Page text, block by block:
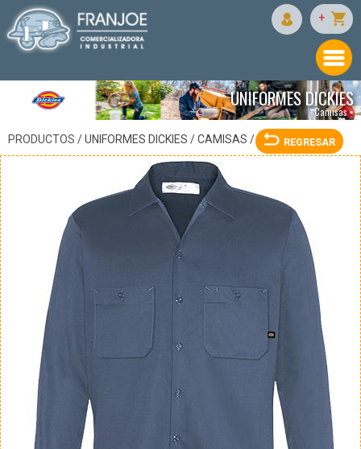
+
UNIFORMES DICKIES
Camisas •
PRODUCTOS /UNIFORMES DICKIES /CAMISAS / REGRESAR